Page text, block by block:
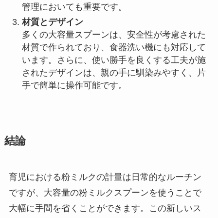
管理においても重要です。
材質とデザイン
多くの大容量スプーンは、安全性が考慮された
材質で作られており、食器洗い機にも対応して
います。さらに、使い勝手を良くする工夫が施
されたデザインは、親の手に馴染みやすく、片
手で簡単に操作可能です。
結論
育児における粉ミルクの計量は日常的なルーチン
ですが、大容量の粉ミルクスプーンを使うことで
大幅に手間を省くことができます。この新しいス